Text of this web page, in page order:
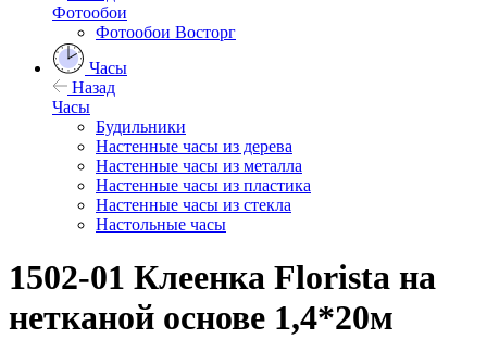
Фотообои
Фотообои Восторг
Часы
Назад
Часы
Будильники
Настенные часы из дерева
Настенные часы из металла
Настенные часы из пластика
Настенные часы из стекла
Настольные часы
1502-01 Клеенка Florista на
нетканой основе 1,4*20м